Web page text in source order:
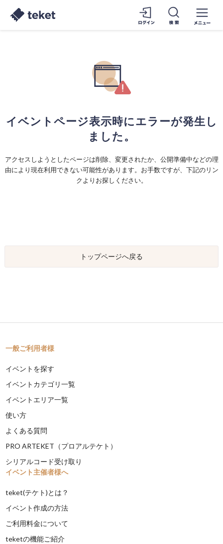
イベントページ表示時にエラーが発生し
ました。
アクセスしようとしたページは削除、変更されたか、公開準備中などの理
由により現在利用できない可能性があります。お手数ですが、下記のリン
クよりお探しください。
トップページへ戻る
一般ご利用者様
イベントを探す
イベントカテゴリ一覧
イベントエリア一覧
使い方
よくある質問
PRO ARTEKET（プロアルテケト）
シリアルコード受け取り
イベント主催者様へ
teket(テケト)とは？
イベント作成の方法
ご利用料金について
teketの機能ご紹介